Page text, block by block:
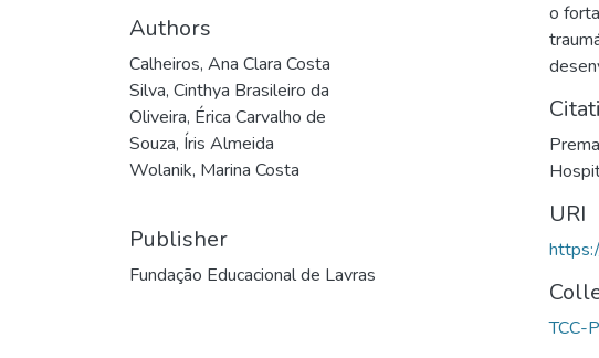
Authors
Calheiros, Ana Clara Costa
Silva, Cinthya Brasileiro da
Oliveira, Érica Carvalho de
Souza, Íris Almeida
Wolanik, Marina Costa
Publisher
Fundação Educacional de Lavras
o
URI
TCC-